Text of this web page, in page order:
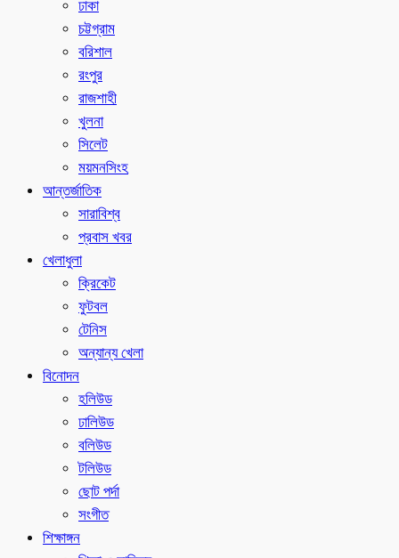
ঢাকা
চট্টগ্রাম
বরিশাল
রংপুর
রাজশাহী
খুলনা
সিলেট
ময়মনসিংহ
আন্তর্জাতিক
সারাবিশ্ব
প্রবাস খবর
খেলাধুলা
ক্রিকেট
ফুটবল
টেনিস
অন্যান্য খেলা
বিনোদন
হলিউড
ঢালিউড
বলিউড
টলিউড
ছোট পর্দা
সংগীত
শিক্ষাঙ্গন